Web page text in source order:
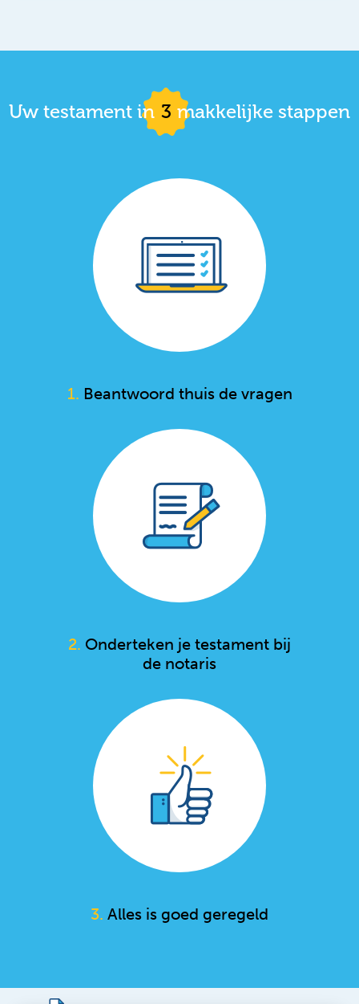
Uw testament in 3 makkelijke stappen
1. Beantwoord thuis de vragen
2. Onderteken je testament bij
de notaris
3. Alles is goed geregeld